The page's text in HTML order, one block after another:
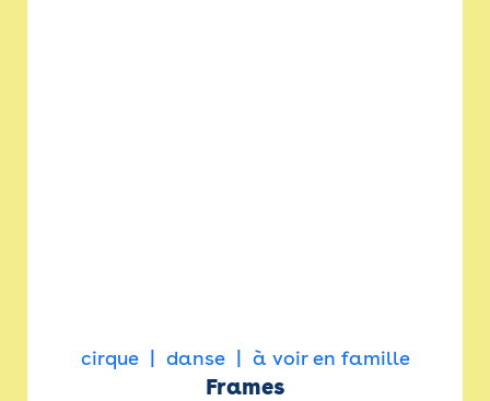
cirque danse à voir en famille
Frames